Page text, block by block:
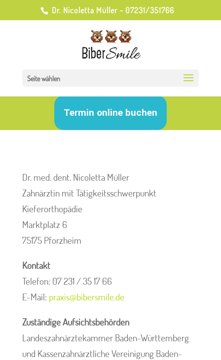
Dr. Nicoletta Müller – 07231/351766
Seite wählen
Termin online buchen
Dr. med. dent. Nicoletta Müller
Zahnärztin mit Tätigkeitsschwerpunkt
Kieferorthopädie
Marktplatz 6
75175 Pforzheim
Kontakt
Telefon: 07 231 / 35 17 66
E-Mail: praxis@bibersmile.de
Zuständige Aufsichtsbehörden
Landeszahnärztekammer Baden-Württemberg
und Kassenzahnärztliche Vereinigung Baden-